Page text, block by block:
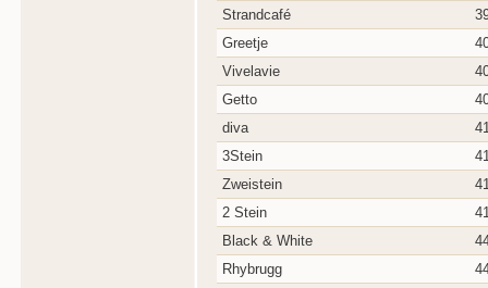
Strandcafé
Greetje
Vivelavie
Getto
diva
3Stein
Zweistein
2 Stein
Black & White
Rhybrugg